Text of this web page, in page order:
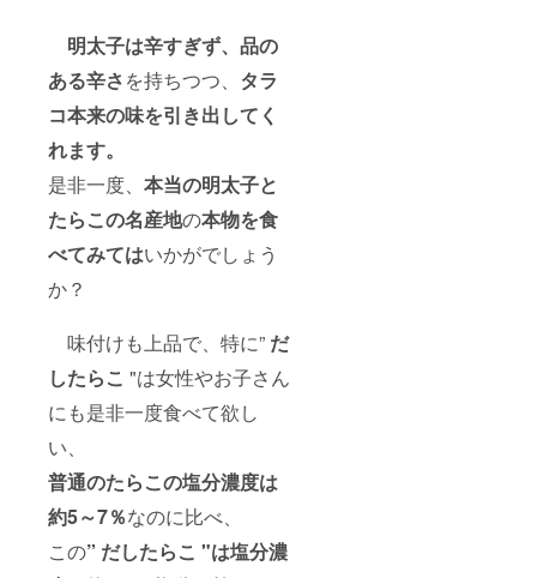
明太子は辛すぎず、品の
ある辛さを持ちつつ、 タラ
コ本来の味を引き出してく
れます。
是非一度、 本当の明太子と
たらこの名産地の本物を食
べてみてはいかがでしょう
か？
味付けも上品で、特に” だ
したらこ "は女性やお子さん
にも是非一度食べて欲し
い、
普通のたらこの塩分濃度は
約5～7％なのに比べ、
この” だしたらこ "は塩分濃